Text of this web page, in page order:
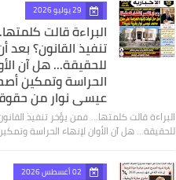
29 يوليو 2026
البراءة قالت
تنفيذ القانون؟ بعد
للحقيقة... هل آن
الحراسة وتمكين
عيسى نوار من
البراءة قالت كلمتها... فمن يؤخر تنفيذ
للحقيقة... هل آن الأوان لإنهاء الحراسة
02 أغسطس 2026